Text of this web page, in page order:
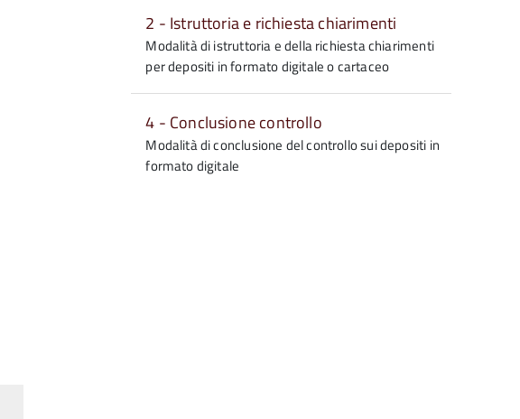
2 - Istruttoria e richiesta chiarimenti
Modalità di istruttoria e della richiesta chiarimenti
per depositi in formato digitale o cartaceo
4 - Conclusione controllo
Modalità di conclusione del controllo sui depositi in
formato digitale